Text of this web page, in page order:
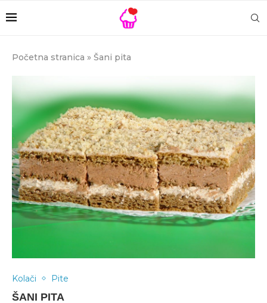
Početna stranica » Šani pita
Kolači Pite
ŠANI PITA